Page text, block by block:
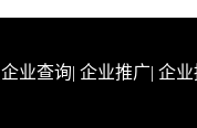
企业查询| 企业推广| 企